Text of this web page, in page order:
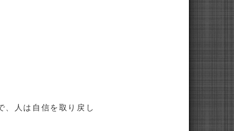
、人は自信を取り戻し